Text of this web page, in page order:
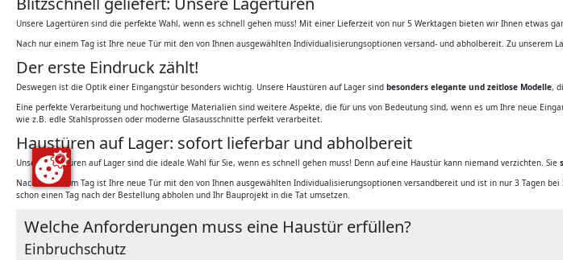
Unsere Lagertüren sind die perfekte Wahl, wenn es schnell gehen muss! Mit einer Lieferzeit von nur 5 Werktagen bieten wir Ihnen etwas
Nach nur einem Tag ist Ihre neue Tür mit den von Ihnen ausgewählten Individualisierungsoptionen versand- und abholbereit. Zu unserem
Der erste Eindruck zählt!
Deswegen ist die Optik einer Eingangstür besonders wichtig. Unsere Haustüren auf Lager sind besonders elegante und zeitlose Modelle,
Eine perfekte Verarbeitung und hochwertige Materialien sind weitere Aspekte, die für uns von Bedeutung sind, wenn es um Ihre neue
wie z.B. edle Stahlsprossen oder moderne Glasausschnitte perfekt verarbeitet.
Haustüren auf Lager: sofort lieferbar und abholbereit
Unsere Haustüren auf Lager sind die ideale Wahl für Sie, wenn es schnell gehen muss! Denn auf eine Haustür kann niemand verzichten. Sie
Nach nur einem Tag ist Ihre neue Tür mit den von Ihnen ausgewählten Individualisierungsoptionen versandbereit und ist in nur 3 Tagen
schon einen Tag nach der Bestellung abholen und Ihr Bauprojekt in die Tat umsetzen.
Welche Anforderungen muss eine Haustür erfüllen?
Einbruchschutz